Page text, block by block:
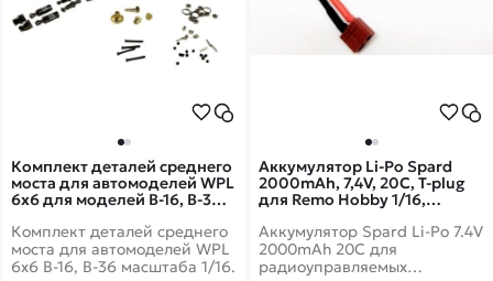
Комплект деталей среднего
моста для автомоделей WPL
6x6 для моделей B-16, B-36 -
Комплект деталей среднего
моста для автомоделей WPL
6x6 B-16, B-36 масштаба 1/16.
Аккумулятор Li-Po Spard
2000mAh, 7,4V, 20C, T‐plug
для Remo Hobby 1/16,
Аккумулятор Spard Li-Po 7.4V
2000mAh 20C для
радиоуправляемых